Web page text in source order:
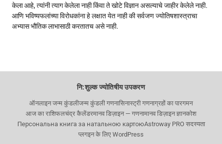
केला आहे, त्यांनी त्याग केलेला नाही किंवा ते खोटे विज्ञान असल्याचे जाहीर केलेले नाही.
आणि भविष्यफलांच्या विरोधकांना हे लक्षात येत नाही की सर्वजण ज्योतिषशास्त्राचा
अभ्यास भौतिक लाभासाठी करतातच असे नाही.
नि:शुल्क ज्योतिषीय उपकरण
ऑनलाइन जन्म कुंडलीजन्म कुंडली गणनासिनास्ट्री गणनाग्रहों का पारगमन
आज का राशिफलचंद्र कैलेंडरमानव डिज़ाइन — गणनामानव डिज़ाइन ज्ञानकोश
Персональна книга за натальною картоюAstroway PRO सदस्यता
प्लगइन के लिए WordPress